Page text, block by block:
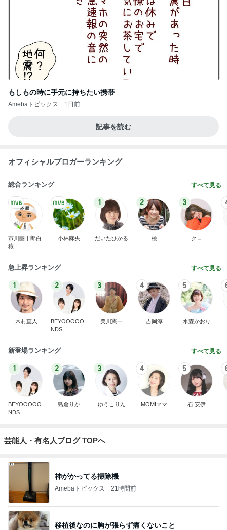
もしもの時に手元に持ちたい携帯
Amebaトピックス 1日前
記事を読む
オフィシャルブロガーランキング
総合ランキング すべて見る
市川團十郎白
猿
小林麻央
1
だいたひかる
2
桃
3
クロ
急上昇ランキング すべて見る
1
木村直人
2
BEYOOOOO
NDS
3
美川憲一
4
吉岡淳
5
水森かおり
新登場ランキング すべて見る
1
BEYOOOOO
NDS
2
島倉りか
3
ゆうこりん
4
MOMIママ
5
石 安伊
芸能人・有名人ブログ TOPへ
神がかってる掃除機
Amebaトピックス 21時間前
移植後なのに胸が張らず痛くないこと